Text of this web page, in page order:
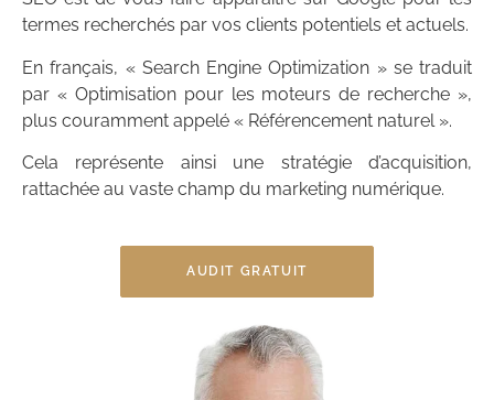
termes recherchés par vos clients potentiels et actuels.
En français, « Search Engine Optimization » se traduit
par « Optimisation pour les moteurs de recherche »,
plus couramment appelé « Référencement naturel ».
Cela représente ainsi une stratégie d’acquisition,
rattachée au vaste champ du marketing numérique.
AUDIT GRATUIT